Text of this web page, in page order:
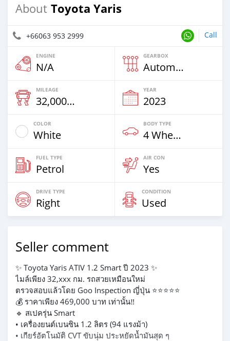
About Toyota Yaris
+66063 953 2999 Call
ENGINE
N/A
GEARBOX
Automatic
MILEAGE
32,000 Km
YEAR
2023
COLOR
White
BODY TYPE
4 Wheel Drives & SUVs
FUEL TYPE
Petrol
AIR CON
Yes
DRIVE TYPE
Right
CONDITION
Used
Seller comment
✨ Toyota Yaris ATIV 1.2 Smart ปี 2023 ✨
ไมล์เพียง 32,xxx กม. รถสวยเหมือนใหม่
ตรวจสอบแล้วโดย Goo Inspection ญี่ปุ่น ⭐⭐⭐⭐⭐
💰 ราคาเพียง 469,000 บาท เท่านั้น‼️
🔹 สเปครุ่น Smart
• เครื่องยนต์เบนซิน 1.2 ลิตร (94 แรงม้า)
• เกียร์อัตโนมัติ CVT ขับนุ่ม ประหยัดน้ำมันสุด ๆ